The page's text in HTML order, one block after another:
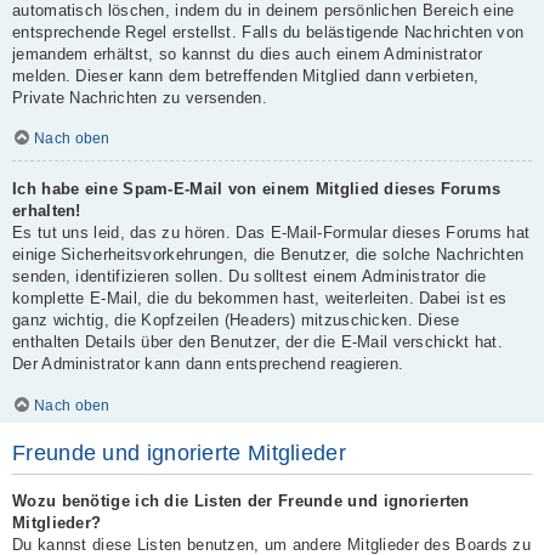
automatisch löschen, indem du in deinem persönlichen Bereich eine
entsprechende Regel erstellst. Falls du belästigende Nachrichten von
jemandem erhältst, so kannst du dies auch einem Administrator
melden. Dieser kann dem betreffenden Mitglied dann verbieten,
Private Nachrichten zu versenden.
Nach oben
Ich habe eine Spam-E-Mail von einem Mitglied dieses Forums
erhalten!
Es tut uns leid, das zu hören. Das E-Mail-Formular dieses Forums hat
einige Sicherheitsvorkehrungen, die Benutzer, die solche Nachrichten
senden, identifizieren sollen. Du solltest einem Administrator die
komplette E-Mail, die du bekommen hast, weiterleiten. Dabei ist es
ganz wichtig, die Kopfzeilen (Headers) mitzuschicken. Diese
enthalten Details über den Benutzer, der die E-Mail verschickt hat.
Der Administrator kann dann entsprechend reagieren.
Nach oben
Freunde und ignorierte Mitglieder
Wozu benötige ich die Listen der Freunde und ignorierten
Mitglieder?
Du kannst diese Listen benutzen, um andere Mitglieder des Boards zu